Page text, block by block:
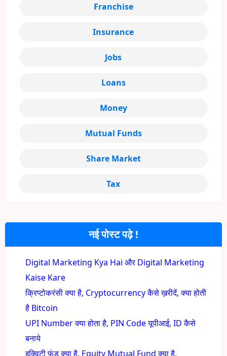
नई पोस्ट पढ़े !
Digital Marketing Kya Hai और Digital Marketing
Kaise Kare
क्रिप्टोकरंसी क्या है, Cryptocurrency कैसे ख़रीदें, क्या होती
है Bitcoin
UPI Number क्या होता है, PIN Code यूपीआई, ID कैसे
बनाये
इक्विटी फंड क्या है, Equity Mutual Fund क्या है,
Franchise
Insurance
Jobs
Loans
Money
Mutual Funds
Share Market
Tax